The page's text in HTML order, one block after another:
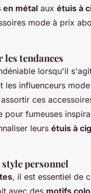
en métal aux étuis à
mode à prix
les tendances
lorsqu'il
les influenceurs
ces
fumeuses
leurs étuis à
personnel
, il est essentiel de